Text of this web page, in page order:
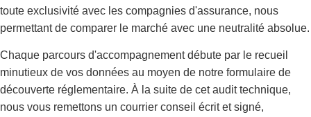
toute exclusivité avec les compagnies d'assurance, nous
permettant de comparer le marché avec une neutralité absolue.
Chaque parcours d'accompagnement débute par le recueil
minutieux de vos données au moyen de notre formulaire de
découverte réglementaire. À la suite de cet audit technique,
nous vous remettons un courrier conseil écrit et signé,